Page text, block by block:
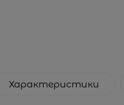
Характеристики